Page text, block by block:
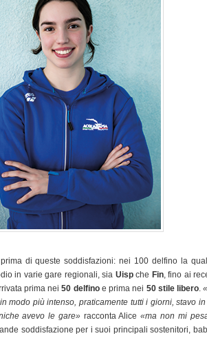
di queste soddisfazioni: nei 100 delfino la
in varie gare regionali, sia Uispche Fin, fino ai
prima nei50 delfinoe prima nei 50 stile libero.
modo più intenso, praticamente tutti i giorni, stavo
avevo le gare»racconta Alice«ma non mi
soddisfazione per i suoi principali sostenitori,